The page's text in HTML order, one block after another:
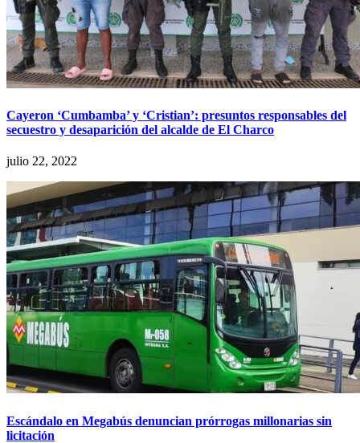
Cayeron ‘Cumbamba’ y ‘Cristian’: presuntos responsables del
secuestro y desaparición del alcalde de El Charco
julio 22, 2022
Escándalo en Megabús denuncian prórrogas millonarias sin
licitación